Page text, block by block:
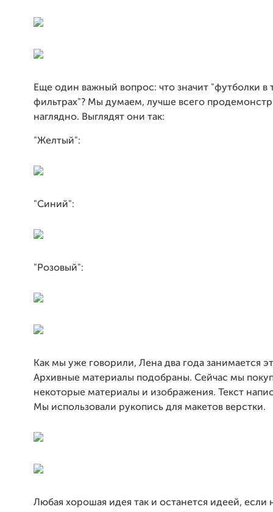
Еще один важный вопрос: что значит "футболки в
фильтрах"? Мы думаем, лучше всего
наглядно. Выглядят они так:
"Желтый":
"Синий":
"Розовый":
Как мы уже говорили, Лена два года занимается
Архивные материалы подобраны. Сейчас мы
некоторые материалы и изображения. Текст
Мы использовали рукопись для макетов верстки.
Любая хорошая идея так и останется идеей, если